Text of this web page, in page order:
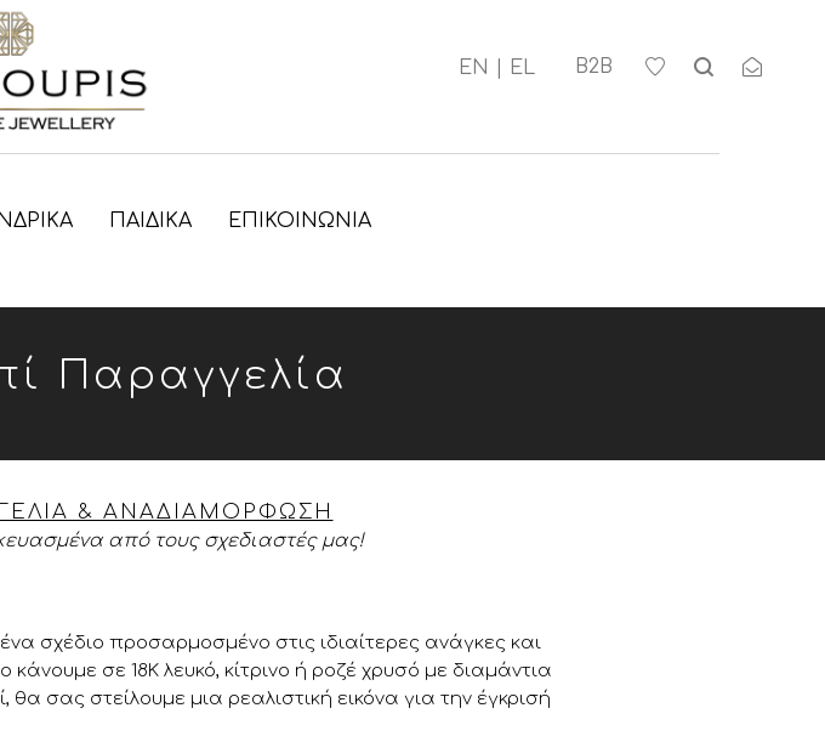
Β2Β
ΠΑΙΔΙΚΑ ΕΠΙΚΟΙΝΩΝΊΑ
Παραγγελία
& ΑΝΑΔΙΑΜΟΡΦΩΣΗ
από τους σχεδιαστές μας!
σχέδιο προσαρμοσμένο στις ιδιαίτερες ανάγκες και
σε 18Κ λευκό, κίτρινο ή ροζέ χρυσό με διαμάντια
σας στείλουμε μια ρεαλιστική εικόνα για την έγκρισή